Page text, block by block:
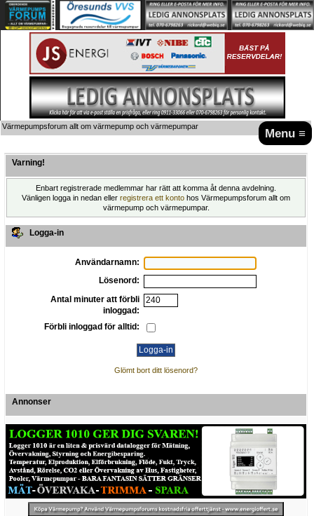
Menu ≡
Värmepumpsforum allt om värmepump och värmepumpar
Varning!
Enbart registrerade medlemmar har rätt att komma åt denna avdelning.
Vänligen logga in nedan eller registrera ett konto hos Värmepumpsforum allt om
värmepump och värmepumpar.
Logga-in
Användarnamn:
Lösenord:
Antal minuter att förbli
inloggad:
Förbli inloggad för alltid:
Glömt bort ditt lösenord?
Annonser